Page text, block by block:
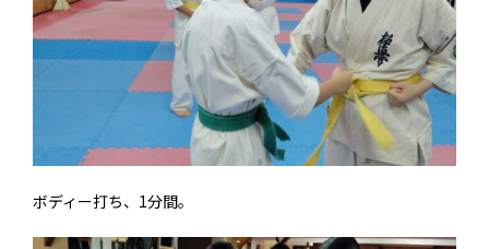
ボディー打ち、1分間。